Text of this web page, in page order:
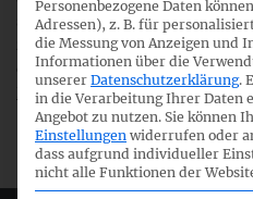
sowie die bisherigen
zulässig bleiben. Zugleich
des DRSC an EFRAG
IASB/an EFRAG)
Personenbezogene Daten
Adressen), z. B. für
die Messung von Anzeigen und
Informationen über die
unserer Datenschutzerklärung.
in die Verarbeitung Ihrer Daten
Angebot zu nutzen. Sie können
Einstellungen widerrufen oder
dass aufgrund individueller
nicht alle Funktionen der